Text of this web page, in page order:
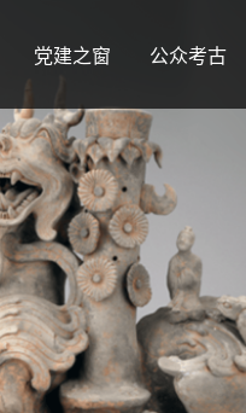
党建之窗 公众考古